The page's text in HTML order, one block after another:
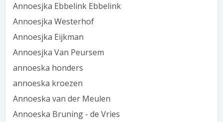
Annoesjka Ebbelink Ebbelink
Annoesjka Westerhof
Annoesjka Eijkman
Annoesjka Van Peursem
annoeska honders
annoeska kroezen
Annoeska van der Meulen
Annoeska Bruning - de Vries